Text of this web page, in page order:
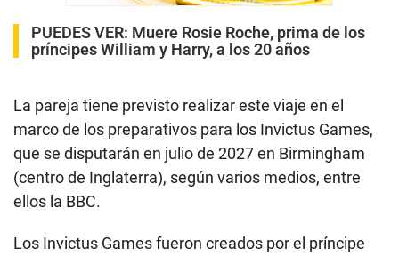
PUEDES VER: Muere Rosie Roche, prima de los
príncipes William y Harry, a los 20 años
La pareja tiene previsto realizar este viaje en el
marco de los preparativos para los Invictus Games,
que se disputarán en julio de 2027 en Birmingham
(centro de Inglaterra), según varios medios, entre
ellos la BBC.
Los Invictus Games fueron creados por el príncipe